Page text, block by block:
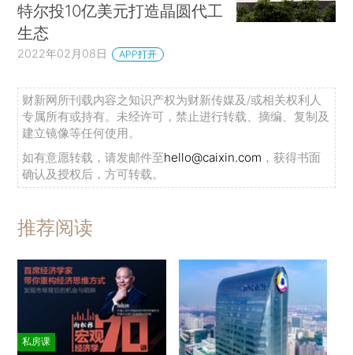
特尔投10亿美元打造晶圆代工
生态
2022年02月08日 APP打开
财新网所刊载内容之知识产权为财新传媒及/或相关权利人
专属所有或持有。未经许可，禁止进行转载、摘编、复制及
建立镜像等任何使用。
如有意愿转载，请发邮件至hello@caixin.com ，获得书面
确认及授权后，方可转载。
推荐阅读
私房课